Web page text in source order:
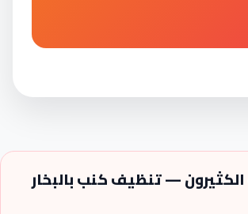
— تنظيف كنب بالبخار